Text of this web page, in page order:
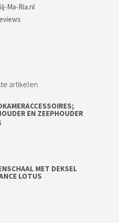
Ma-Ria.nl
artikelen
EN ZEEPHOUDER
MET DEKSEL
LOTUS